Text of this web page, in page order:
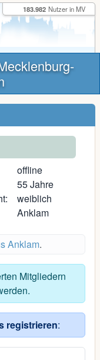
183.982 Nutzer in MV
offline
55 Jahre
weiblich
Anklam
Anklam.
Mitgliedern
registrieren: